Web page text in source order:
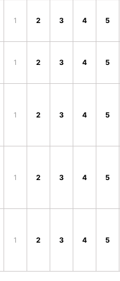
1 2 3 4 5
1 2 3 4 5
1 2 3 4 5
1 2 3 4 5
1 2 3 4 5